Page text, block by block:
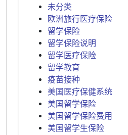
未分类
欧洲旅行医疗保险
留学保险
留学保险说明
留学医疗保险
留学教育
疫苗接种
美国医疗保健系统
美国留学保险
美国留学保险费用
美国留学生保险